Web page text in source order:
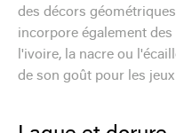
des décors
incorpore également
l'ivoire, la nacre ou
de son goût pour les